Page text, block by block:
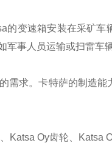
的变速箱安装在采矿车
事人员运输或扫雷车辆
需求。卡特萨的制造能
Katsa Oy齿轮、Katsa